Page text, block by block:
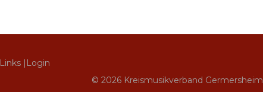
Links | Login
© 2026 Kreismusikverband Germersheim